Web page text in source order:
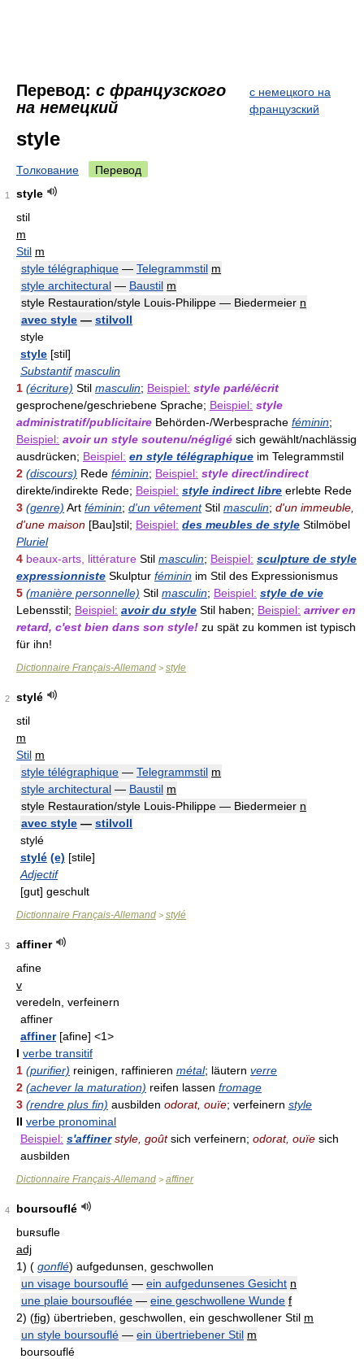
Перевод: с французского
на немецкий
с немецкого на
французский
style
Толкование Перевод
1
style
stil
m
Stil m
style télégraphique — Telegrammstil m
style architectural — Baustil m
style Restauration/style Louis-Philippe — Biedermeier n
avec style — stilvoll
style
style [stil]
Substantif masculin
1 (écriture) Stil masculin; Beispiel: style parlé/écrit
gesprochene/geschriebene Sprache; Beispiel: style
administratif/publicitaire Behörden-/Werbesprache féminin;
Beispiel: avoir un style soutenu/négligé sich gewählt/nachlässig
ausdrücken; Beispiel: en style télégraphique im Telegrammstil
2 (discours) Rede féminin; Beispiel: style direct/indirect
direkte/indirekte Rede; Beispiel: style indirect libre erlebte Rede
3 (genre) Art féminin; d'un vêtementStil masculin; d'un immeuble,
d'une maison [Bau]stil; Beispiel: des meubles de style Stilmöbel
Pluriel
4 beaux-arts, littérature Stil masculin; Beispiel: sculpture de style
expressionniste Skulptur féminin im Stil des Expressionismus
5 (manière personnelle) Stil masculin; Beispiel: style de vie
Lebensstil; Beispiel: avoir du style Stil haben; Beispiel: arriver en
retard, c'est bien dans son style! zu spät zu kommen ist typisch
für ihn!
Dictionnaire Français-Allemand > style
2
stylé
stil
m
Stil m
style télégraphique — Telegrammstil m
style architectural — Baustil m
style Restauration/style Louis-Philippe — Biedermeier n
avec style — stilvoll
stylé
stylé (e) [stile]
Adjectif
[gut] geschult
Dictionnaire Français-Allemand > stylé
3
affiner
afine
v
veredeln, verfeinern
affiner
affiner[afine] <1>
I verbe transitif
1 (purifier) reinigen, raffinieren métal; läutern verre
2 (achever la maturation) reifen lassen fromage
3 (rendre plus fin) ausbilden odorat, ouïe; verfeinern style
II verbe pronominal
Beispiel: s'affiner style, goûtsich verfeinern; odorat, ouïe sich
ausbilden
Dictionnaire Français-Allemand > affiner
4
boursouflé
buʀsufle
adj
1) ( gonflé) aufgedunsen, geschwollen
un visage boursouflé — ein aufgedunsenes Gesicht n
une plaie boursouflée — eine geschwollene Wunde f
2) (fig) übertrieben, geschwollen, ein geschwollener Stil m
un style boursouflé — ein übertriebener Stil m
boursouflé